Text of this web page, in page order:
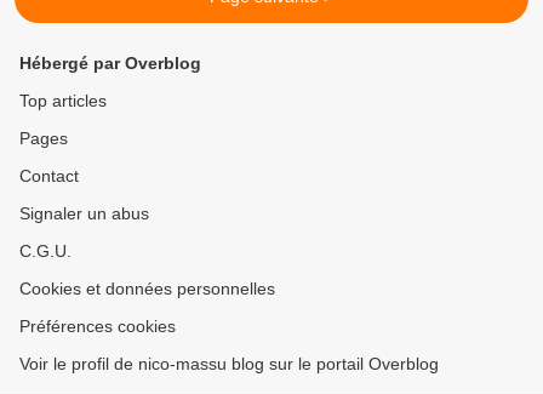
Hébergé par Overblog
Top articles
Pages
Contact
Signaler un abus
C.G.U.
Cookies et données personnelles
Préférences cookies
Voir le profil de nico-massu blog sur le portail Overblog